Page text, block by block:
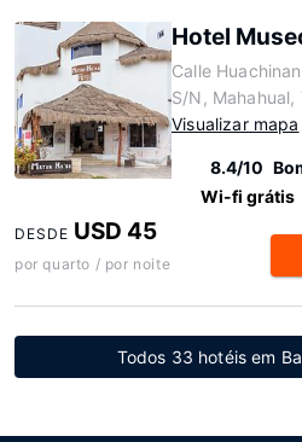
Hotel
Calle
S/N, Mahahual,
Visualizar mapa
8.4/10
Wi-fi grátis
DESDE USD 45
por quarto / por noite
Todos 33 hotéis em